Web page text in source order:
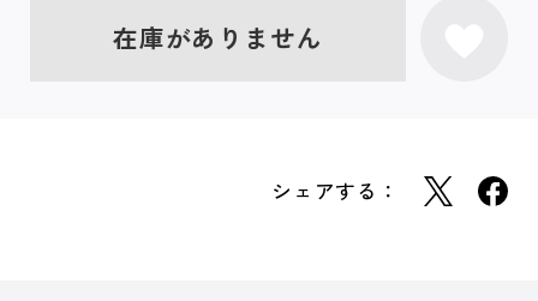
在庫がありません
シェアする：